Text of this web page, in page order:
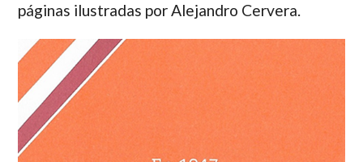
páginas ilustradas porAlejandro Cervera.